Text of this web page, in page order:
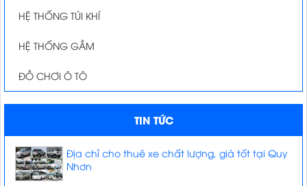
HỆ THỐNG TÚI KHÍ
HỆ THỐNG GẦM
ĐỒ CHƠI Ô TÔ
TIN TỨC
Địa chỉ cho thuê xe chất lượng, giá tốt tại Quy
Nhơn